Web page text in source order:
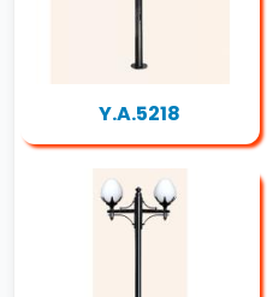
Y.A.5218